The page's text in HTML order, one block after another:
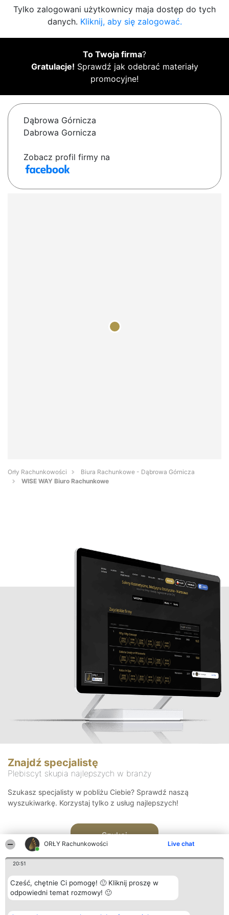
ORŁY Rachunkowości Live chat
20:51
Cześć, chętnie Ci pomogę! 🙂 Kliknij proszę w
odpowiedni temat rozmowy! 🙂
Tylko zalogowani użytkownicy maja dostęp do tych
danych. Kliknij, aby się zalogować.
To Twoja firma?
Gratulacje! Sprawdź jak odebrać materiały
promocyjne!
Dąbrowa Górnicza
Dabrowa Gornicza
Zobacz profil firmy na
Orły Rachunkowości
Biura Rachunkowe - Dąbrowa Górnicza
WISE WAY Biuro Rachunkowe
Znajdź specjalistę
Plebiscyt skupia najlepszych w branży
Szukasz specjalisty w pobliżu Ciebie? Sprawdź naszą
wyszukiwarkę. Korzystaj tylko z usług najlepszych!
Szukaj
Organizator plebiscytu Plebiscyt Kontakt